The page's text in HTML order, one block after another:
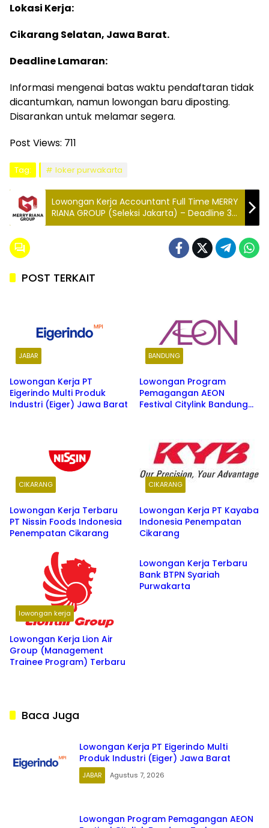
Lokasi Kerja:
Cikarang Selatan, Jawa Barat.
Deadline Lamaran:
Informasi mengenai batas waktu pendaftaran tidak
dicantumkan, namun lowongan baru diposting.
Disarankan untuk melamar segera.
Post Views: 711
Tag: loker purwakarta
Lowongan Kerja Accountant Full Time MERRY
RIANA GROUP (Seleksi Jakarta) – Deadline 3
Desember 2025
POST TERKAIT
JABAR
Lowongan Kerja PT
Eigerindo Multi Produk
Industri (Eiger) Jawa Barat
BANDUNG
Lowongan Program
Pemagangan AEON
Festival Citylink Bandung
CIKARANG
Lowongan Kerja Terbaru
PT Nissin Foods Indonesia
Penempatan Cikarang
CIKARANG
Lowongan Kerja PT Kayaba
Indonesia Penempatan
Cikarang
lowongan kerja
Lowongan Kerja Lion Air
Group (Management
Trainee Program) Terbaru
BANK
Lowongan Kerja Terbaru
Bank BTPN Syariah
Purwakarta
Baca Juga
Lowongan Kerja PT Eigerindo Multi
Produk Industri (Eiger) Jawa Barat
JABAR Agustus 7, 2026
Lowongan Program Pemagangan AEON